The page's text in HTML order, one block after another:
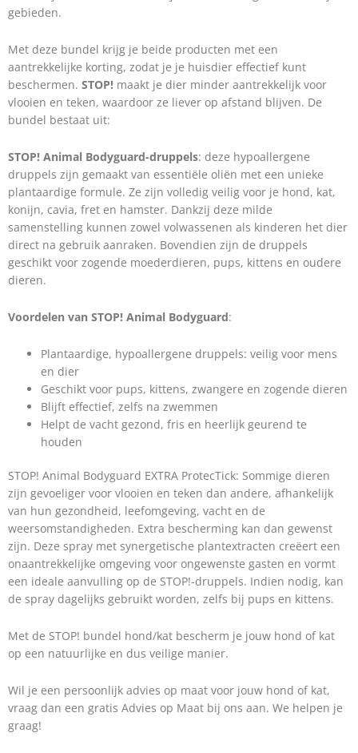
gebieden.
Met deze bundel krijg je beide producten met een
aantrekkelijke korting, zodat je je huisdier effectief kunt
beschermen. STOP! maakt je dier minder aantrekkelijk voor
vlooien en teken, waardoor ze liever op afstand blijven. De
bundel bestaat uit:
STOP! Animal Bodyguard-druppels: deze hypoallergene
druppels zijn gemaakt van essentiële oliën met een unieke
plantaardige formule. Ze zijn volledig veilig voor je hond, kat,
konijn, cavia, fret en hamster. Dankzij deze milde
samenstelling kunnen zowel volwassenen als kinderen het dier
direct na gebruik aanraken. Bovendien zijn de druppels
geschikt voor zogende moederdieren, pups, kittens en oudere
dieren.
Voordelen van STOP! Animal Bodyguard:
Plantaardige, hypoallergene druppels: veilig voor mens
en dier
Geschikt voor pups, kittens, zwangere en zogende dieren
Blijft effectief, zelfs na zwemmen
Helpt de vacht gezond, fris en heerlijk geurend te
houden
STOP! Animal Bodyguard EXTRA ProtecTick: Sommige dieren
zijn gevoeliger voor vlooien en teken dan andere, afhankelijk
van hun gezondheid, leefomgeving, vacht en de
weersomstandigheden. Extra bescherming kan dan gewenst
zijn. Deze spray met synergetische plantextracten creëert een
onaantrekkelijke omgeving voor ongewenste gasten en vormt
een ideale aanvulling op de STOP!-druppels. Indien nodig, kan
de spray dagelijks gebruikt worden, zelfs bij pups en kittens.
Met de STOP! bundel hond/kat bescherm je jouw hond of kat
op een natuurlijke en dus veilige manier.
Wil je een persoonlijk advies op maat voor jouw hond of kat,
vraag dan een gratis Advies op Maat bij ons aan. We helpen je
graag!